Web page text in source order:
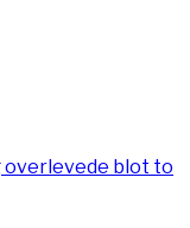
blot to